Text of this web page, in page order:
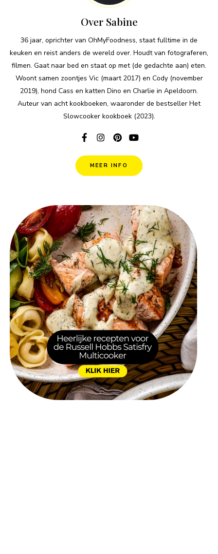
Over Sabine
36 jaar, oprichter van OhMyFoodness, staat fulltime in de
keuken en reist anders de wereld over. Houdt van fotograferen,
filmen. Gaat naar bed en staat op met (de gedachte aan) eten.
Woont samen zoontjes Vic (maart 2017) en Cody (november
2019), hond Cass en katten Dino en Charlie in Apeldoorn.
Auteur van acht kookboeken, waaronder de bestseller Het
Slowcooker kookboek (2023).
MEER INFO